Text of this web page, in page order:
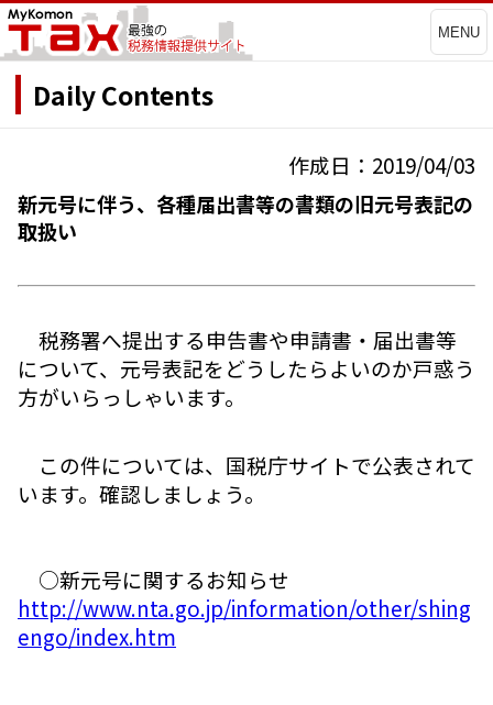
MENU
Daily Contents
作成日：2019/04/03
新元号に伴う、各種届出書等の書類の旧元号表記の
取扱い
税務署へ提出する申告書や申請書・届出書等
について、元号表記をどうしたらよいのか戸惑う
方がいらっしゃいます。
この件については、国税庁サイトで公表されて
います。確認しましょう。
○新元号に関するお知らせ
http://www.nta.go.jp/information/other/shing
engo/index.htm